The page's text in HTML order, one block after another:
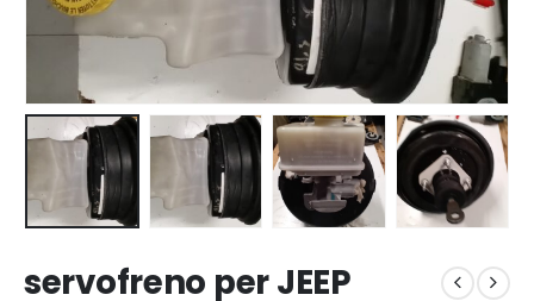
servofreno per JEEP